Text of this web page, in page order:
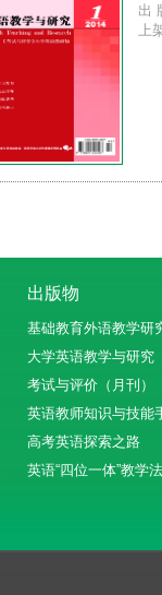
出
上
出版物
基础教育外语教学研
大学英语教学与研究
考试与评价（月刊）
英语教师知识与技能
高考英语探索之路
英语“四位一体”教学